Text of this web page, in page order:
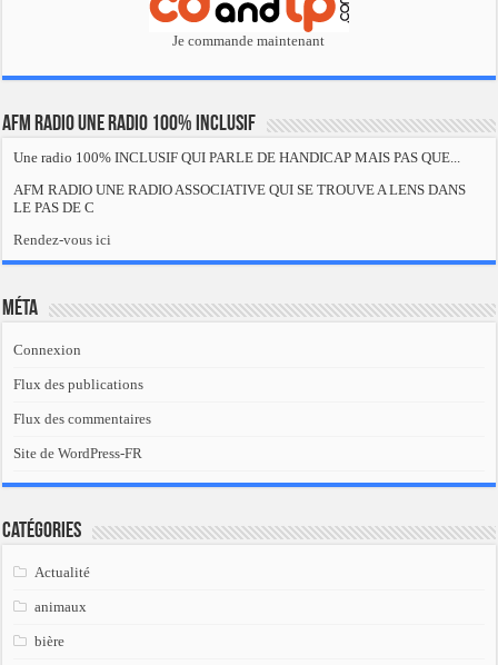
Je commande maintenant
AFM RADIO UNE RADIO 100% INCLUSIF
Une radio 100% INCLUSIF QUI PARLE DE HANDICAP MAIS PAS QUE...
AFM RADIO UNE RADIO ASSOCIATIVE QUI SE TROUVE A LENS DANS
LE PAS DE C
Rendez-vous ici
Méta
Connexion
Flux des publications
Flux des commentaires
Site de WordPress-FR
Catégories
Actualité
animaux
bière